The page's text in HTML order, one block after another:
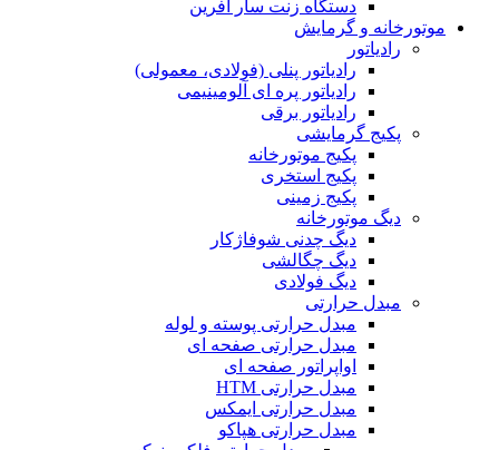
دستگاه زنت سار آفرین
موتورخانه و گرمایش
رادیاتور
رادیاتور پنلی (فولادی، معمولی)
رادیاتور پره ای آلومینیمی
رادیاتور برقی
پکیج گرمایشی
پکیج موتورخانه
پکیج استخری
پکیج زمینی
دیگ موتورخانه
دیگ چدنی شوفاژکار
دیگ چگالشی
دیگ فولادی
مبدل حرارتی
مبدل حرارتی پوسته و لوله
مبدل حرارتی صفحه ای
اواپراتور صفحه ای
مبدل حرارتی HTM
مبدل حرارتی ایمکس
مبدل حرارتی هپاکو